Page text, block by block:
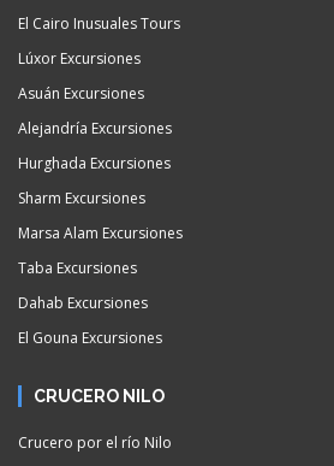
El Cairo Inusuales Tours
Lúxor Excursiones
Asuán Excursiones
Alejandría Excursiones
Hurghada Excursiones
Sharm Excursiones
Marsa Alam Excursiones
Taba Excursiones
Dahab Excursiones
El Gouna Excursiones
CRUCERO NILO
Crucero por el río Nilo